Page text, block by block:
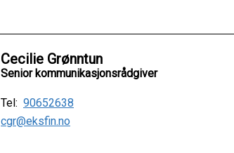
Cecilie Grønntun
Senior kommunikasjonsrådgiver
Tel: 90652638
cgr@eksfin.no